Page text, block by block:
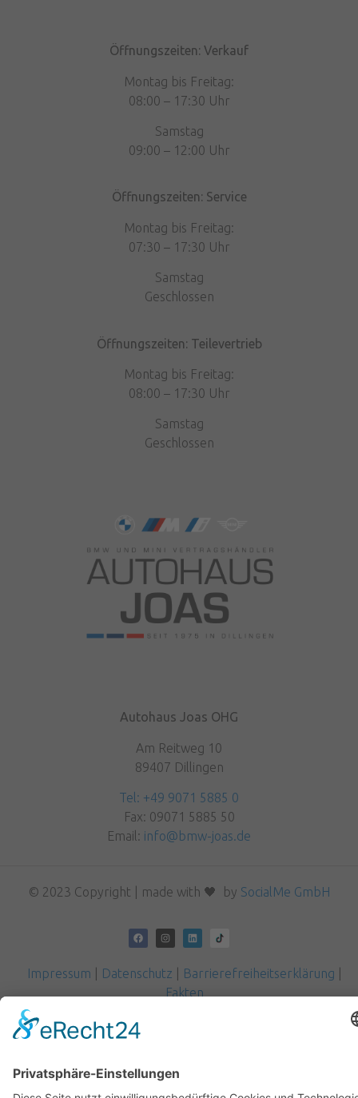
Öffnungszeiten: Verkauf
Montag bis Freitag:
08:00 – 17:30 Uhr
Samstag
09:00 – 12:00 Uhr
Öffnungszeiten: Service
Montag bis Freitag:
07:30 – 17:30 Uhr
Samstag
Geschlossen
Öffnungszeiten: Teilevertrieb
Montag bis Freitag:
08:00 – 17:30 Uhr
Samstag
Geschlossen
Autohaus Joas OHG
Am Reitweg 10
89407 Dillingen
Tel: +49 9071 5885 0
Fax: 09071 5885 50
Email: info@bmw-joas.de
© 2023 Copyright | made with 🖤 by SocialMe GmbH
Impressum Datenschutz Barrierefreiheitserklärung
Fakten